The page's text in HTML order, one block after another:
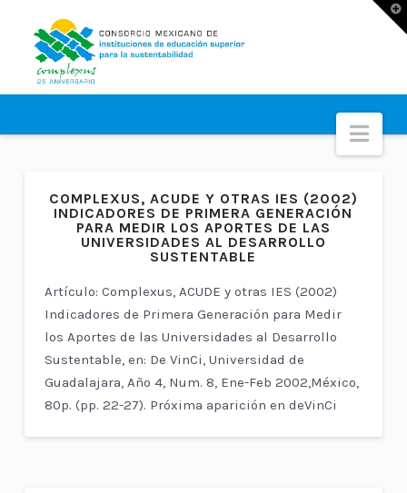
COMPLEXUS, ACUDE Y OTRAS IES (2002)
INDICADORES DE PRIMERA GENERACIÓN
PARA MEDIR LOS APORTES DE LAS
UNIVERSIDADES AL DESARROLLO
SUSTENTABLE
Artículo: Complexus, ACUDE y otras IES (2002)
Indicadores de Primera Generación para Medir
los Aportes de las Universidades al Desarrollo
Sustentable, en: De VinCi, Universidad de
Guadalajara, Año 4, Num. 8, Ene-Feb 2002,México,
80p. (pp. 22-27). Próxima aparición en deVinCi